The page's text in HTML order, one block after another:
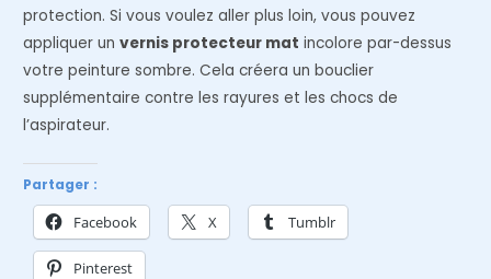
protection. Si vous voulez aller plus loin, vous pouvez
appliquer unvernis protecteur mat incolore par-dessus
votre peinture sombre. Cela créera un bouclier
supplémentaire contre les rayures et les chocs de
l’aspirateur.
Partager :
Facebook X Tumblr
Pinterest